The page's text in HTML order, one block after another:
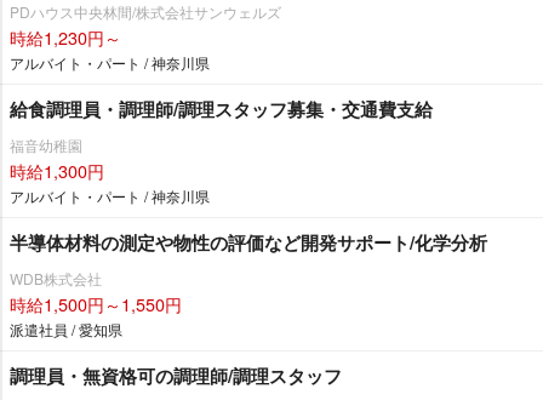
PDハウス中央林間/株式会社サンウェルズ
時給1,230円～
アルバイト・パート / 神奈川県
給食調理員・調理師/調理スタッフ募集・交通費支給
福音幼稚園
時給1,300円
アルバイト・パート / 神奈川県
半導体材料の測定や物性の評価など開発サポート/化学分析
WDB株式会社
時給1,500円～1,550円
派遣社員 / 愛知県
調理員・無資格可の調理師/調理スタッフ